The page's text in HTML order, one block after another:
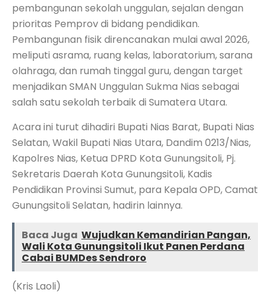
pembangunan sekolah unggulan, sejalan dengan
prioritas Pemprov di bidang pendidikan.
Pembangunan fisik direncanakan mulai awal 2026,
meliputi asrama, ruang kelas, laboratorium, sarana
olahraga, dan rumah tinggal guru, dengan target
menjadikan SMAN Unggulan Sukma Nias sebagai
salah satu sekolah terbaik di Sumatera Utara.
Acara ini turut dihadiri Bupati Nias Barat, Bupati Nias
Selatan, Wakil Bupati Nias Utara, Dandim 0213/Nias,
Kapolres Nias, Ketua DPRD Kota Gunungsitoli, Pj.
Sekretaris Daerah Kota Gunungsitoli, Kadis
Pendidikan Provinsi Sumut, para Kepala OPD, Camat
Gunungsitoli Selatan, hadirin lainnya.
Baca Juga Wujudkan Kemandirian Pangan,
Wali Kota Gunungsitoli Ikut Panen Perdana
Cabai BUMDes Sendroro
(Kris Laoli)